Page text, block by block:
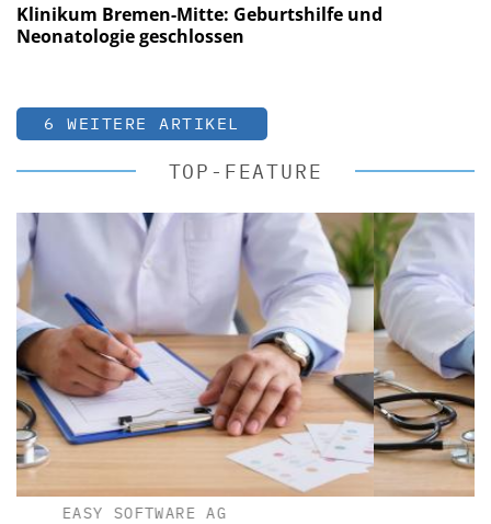
Klinikum Bremen-Mitte: Geburtshilfe und
Neonatologie geschlossen
6 WEITERE ARTIKEL
TOP-FEATURE
EASY SOFTWARE AG